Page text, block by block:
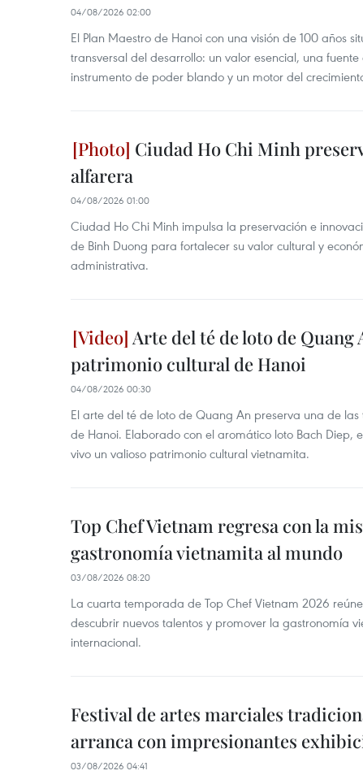
04/08/2026 02:00
El Plan Maestro de Hanoi con una visión de 100 años
transversal del desarrollo: un valor esencial, una
instrumento de poder blando y un motor del
Ciudad Ho Chi Minh
alfarera
04/08/2026 01:00
Ciudad Ho Chi Minh impulsa la preservación e
de Binh Duong para fortalecer su valor cultural y
administrativa.
Arte del té de loto de Quang
patrimonio cultural de Hanoi
04/08/2026 00:30
El arte del té de loto de Quang An preserva una de
de Hanoi. Elaborado con el aromático loto Bach Diep,
vivo un valioso patrimonio cultural vietnamita.
Top Chef Vietnam regresa con la
gastronomía vietnamita al mundo
03/08/2026 08:20
La cuarta temporada de Top Chef Vietnam 2026
descubrir nuevos talentos y promover la gastronomía
internacional.
Festival de artes marciales
arranca con impresionantes
03/08/2026 04:41